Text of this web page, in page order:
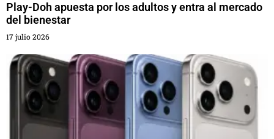
Play-Doh apuesta por los adultos y entra al mercado
del bienestar
17 julio 2026